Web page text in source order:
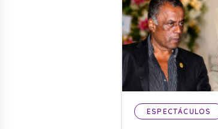
ESPECTÁCULOS